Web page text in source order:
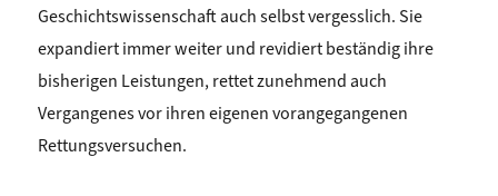
Geschichtswissenschaft auch selbst vergesslich. Sie
expandiert immer weiter und revidiert beständig ihre
bisherigen Leistungen, rettet zunehmend auch
Vergangenes vor ihren eigenen vorangegangenen
Rettungsversuchen.